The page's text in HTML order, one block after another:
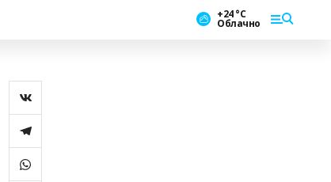
+24 °С
Облачно